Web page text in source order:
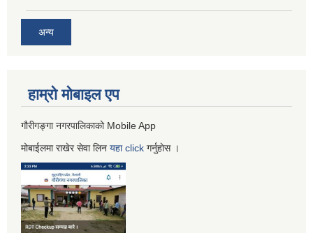
अन्य
हाम्रो माेबाइल एप
गौरीगङ्गा नगरपालिकाको Mobile App
मोबाईलमा राखेर सेवा लिन यहाclick गर्नुहाेस ।